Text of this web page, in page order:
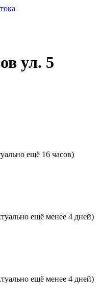
ул. 5
ещё 16 часов)
ещё менее 4 дней)
ещё менее 4 дней)